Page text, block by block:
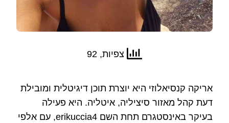
צפיות, 92
אריקה קנסיאלוזי היא יוצרת תוכן דיגיטלית ומובילת
דעת קהל מאזור סיציליה, איטליה. היא פעילה
בעיקר באינסטגרם תחת השם erikuccia4, עם אלפי